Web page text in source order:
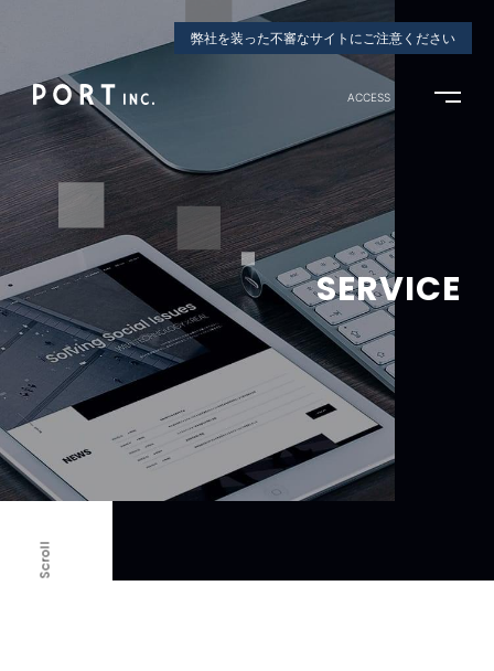
弊社を装った不審なサイトにご注意ください
ACCESS
SERVICE
Scroll